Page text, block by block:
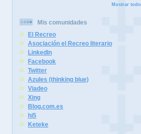
Mostrar todo
Mis comunidades
El Recreo
Asociación el Recreo literario
LinkedIn
Facebook
Twitter
Azules (thinking blue)
Viadeo
Xing
Blog.com.es
hi5
Keteke